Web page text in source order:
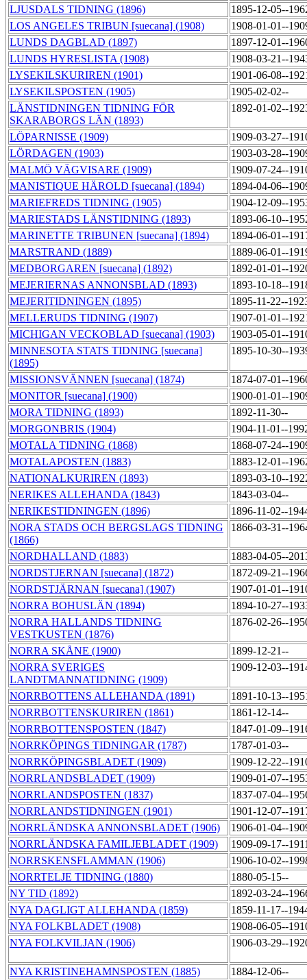
LJUSDALS TIDNING (1896)
1895-12-05--
LOS ANGELES TRIBUN [suecana] (1908)
1908-01-01--
LUNDS DAGBLAD (1897)
1897-12-01--
LUNDS HYRESLISTA (1908)
1908-03-21--
LYSEKILSKURIREN (1901)
1901-06-08--
LYSEKILSPOSTEN (1905)
1905-02-02--
LÄNSTIDNINGEN TIDNING FÖR
SKARABORGS LÄN (1893)
1892-01-02--
LÖPARNISSE (1909)
1909-03-27--
LÖRDAGEN (1903)
1903-03-28--
MALMÖ VÄGVISARE (1909)
1909-07-24--
MANISTIQUE HÄROLD [suecana] (1894)
1894-04-06--
MARIEFREDS TIDNING (1905)
1904-12-09--
MARIESTADS LÄNSTIDNING (1893)
1893-06-10--
MARINETTE TRIBUNEN [suecana] (1894)
1894-06-01--
MARSTRAND (1889)
1889-06-01--
MEDBORGAREN [suecana] (1892)
1892-01-01--
MEJERIERNAS ANNONSBLAD (1893)
1893-10-18--
MEJERITIDNINGEN (1895)
1895-11-22--
MELLERUDS TIDNING (1907)
1907-01-01--
MICHIGAN VECKOBLAD [suecana] (1903)
1903-05-01--
MINNESOTA STATS TIDNING [suecana]
(1895)
1895-10-30--
MISSIONSVÄNNEN [suecana] (1874)
1874-07-01--
MONITOR [suecana] (1900)
1900-01-01--
MORA TIDNING (1893)
1892-11-30--
MORGONBRIS (1904)
1904-11-01--
MOTALA TIDNING (1868)
1868-07-24--
MOTALAPOSTEN (1883)
1883-12-01--
NATIONALKURIREN (1893)
1893-03-10--
NERIKES ALLEHANDA (1843)
1843-03-04--
NERIKESTIDNINGEN (1896)
1896-11-02--
NORA STADS OCH BERGSLAGS TIDNING
(1866)
1866-03-31--
NORDHALLAND (1883)
1883-04-05--
NORDSTJERNAN [suecana] (1872)
1872-09-21--
NORDSTJÄRNAN [suecana] (1907)
1907-01-01--
NORRA BOHUSLÄN (1894)
1894-10-27--
NORRA HALLANDS TIDNING
VESTKUSTEN (1876)
1876-02-26--
NORRA SKÅNE (1900)
1899-12-21--
NORRA SVERIGES
LANDTMANNATIDNING (1909)
1909-12-03--
NORRBOTTENS ALLEHANDA (1891)
1891-10-13--
NORRBOTTENSKURIREN (1861)
1861-12-14--
NORRBOTTENSPOSTEN (1847)
1847-01-09--
NORRKÖPINGS TIDNINGAR (1787)
1787-01-03--
NORRKÖPINGSBLADET (1909)
1909-12-22--
NORRLANDSBLADET (1909)
1909-01-07--
NORRLANDSPOSTEN (1837)
1837-07-04--
NORRLANDSTIDNINGEN (1901)
1901-12-07--
NORRLÄNDSKA ANNONSBLADET (1906)
1906-01-04--
NORRLÄNDSKA FAMILJEBLADET (1909)
1909-09-17--
NORRSKENSFLAMMAN (1906)
1906-10-02--
NORRTELJE TIDNING (1880)
1880-05-15--
NY TID (1892)
1892-03-24--
NYA DAGLIGT ALLEHANDA (1859)
1859-11-17--
NYA FOLKBLADET (1908)
1908-06-05--
NYA FOLKVILJAN (1906)
1906-03-29--
NYA KRISTINEHAMNSPOSTEN (1885) 1884-12-06--